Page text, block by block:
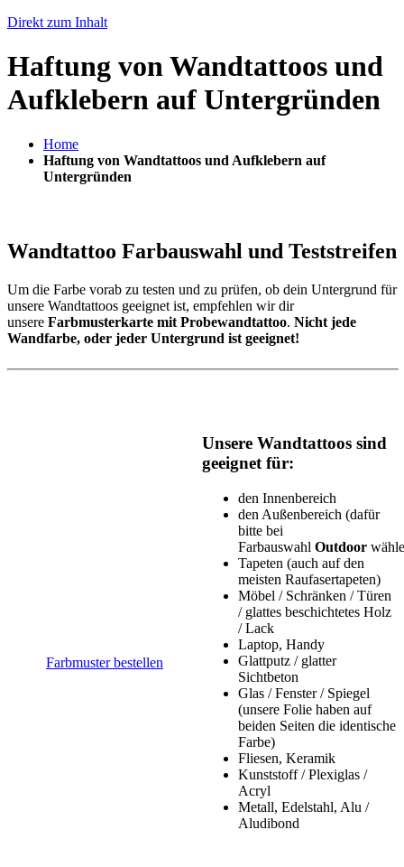
Direkt zum Inhalt
Haftung von Wandtattoos und
Aufklebern auf Untergründen
Home
Haftung von Wandtattoos und Aufklebern auf
Untergründen
Wandtattoo Farbauswahl und Teststreifen
Um die Farbe vorab zu testen und zu prüfen, ob dein Untergrund für
unsere Wandtattoos geeignet ist, empfehlen wir dir
unsere Farbmusterkarte mit Probewandtattoo. Nicht jede
Wandfarbe, oder jeder Untergrund ist geeignet!
Farbmuster bestellen
Unsere Wandtattoos sind
geeignet für:
den Innenbereich
den Außenbereich (dafür
bitte bei
Farbauswahl Outdoor
Tapeten (auch auf den
meisten Raufasertapeten)
Möbel / Schränken / Türen
/ glattes beschichtetes Holz
/ Lack
Laptop, Handy
Glattputz / glatter
Sichtbeton
Glas / Fenster / Spiegel
(unsere Folie haben auf
beiden Seiten die identische
Farbe)
Fliesen, Keramik
Kunststoff / Plexiglas /
Acryl
Metall, Edelstahl, Alu /
Aludibond